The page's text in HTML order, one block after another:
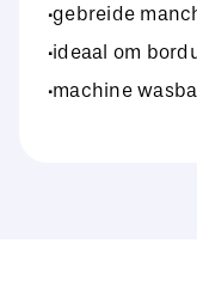
·gebreide
·ideaal om
·machine